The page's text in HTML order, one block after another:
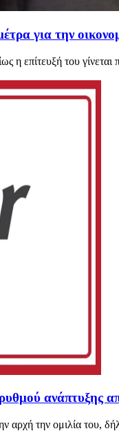
για την
η επίτευξή του
ανάπτυξης
αρχή την ομιλία του,